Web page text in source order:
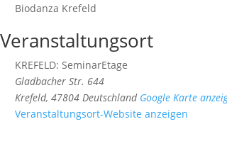
Biodanza Krefeld
Veranstaltungsort
KREFELD: SeminarEtage
Gladbacher Str. 644
Krefeld, 47804 Deutschland Google Karte
Veranstaltungsort-Website anzeigen